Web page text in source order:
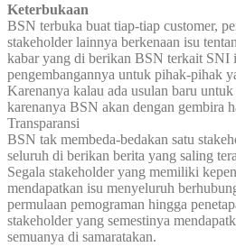
Keterbukaan
BSN terbuka buat tiap-tiap customer,
stakeholder lainnya berkenaan isu
kabar yang di berikan BSN terkait SNI
pengembangannya untuk pihak-pihak
Karenanya kalau ada usulan baru
karenanya BSN akan dengan gembira
Transparansi
BSN tak membeda-bedakan satu
seluruh di berikan berita yang saling
Segala stakeholder yang memiliki
mendapatkan isu menyeluruh
permulaan pemograman hingga
stakeholder yang semestinya
semuanya di samaratakan.